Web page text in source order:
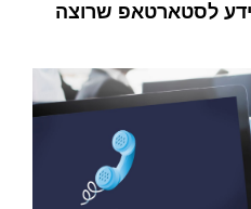
לסטארטאפ שרוצה